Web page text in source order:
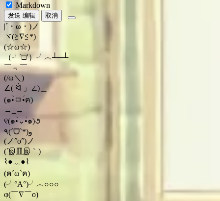
Markdown
发送 编辑 取消
|´・ω・)ノ
ヾ(≧∇≦*)ゝ
(☆ω☆)
（╯‵□′）╯︵┴─┴
￣﹃￣
(/ω＼)
∠( ᐛ 」∠)＿
(๑•̀ㅁ•́ฅ)
→_→
୧(๑•̀⌄•́๑)૭
٩(ˊᗜˋ*)و
(ノ°ο°)ノ
(´இ皿இ｀)
⌇●﹏●⌇
(ฅ´ω`ฅ)
(╯°A°)╯︵○○○
φ(￣∇￣o)